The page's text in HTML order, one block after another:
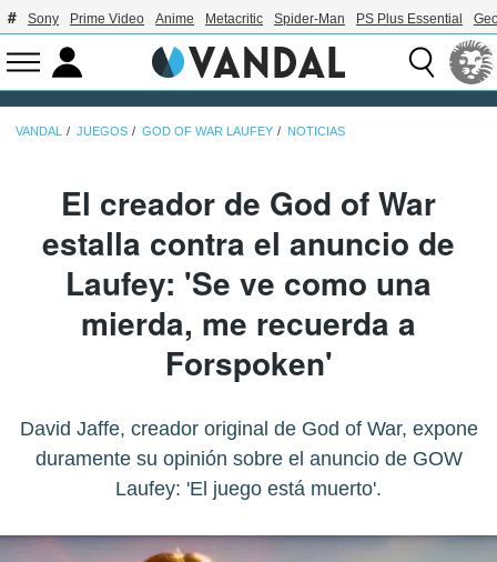
Sony Prime Video Anime Metacritic Spider-Man PS Plus Essential
VANDAL JUEGOS GOD OF WAR LAUFEY NOTICIAS
El creador de God of War
estalla contra el anuncio de
Laufey: 'Se ve como una
mierda, me recuerda a
Forspoken'
David Jaffe, creador original de God of War, expone
duramente su opinión sobre el anuncio de GOW
Laufey: 'El juego está muerto'.